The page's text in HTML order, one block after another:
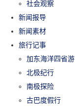
社会观察
新闻报导
新闻素材
旅行记事
加东海洋四省游
北极纪行
南极探险
古巴度假行